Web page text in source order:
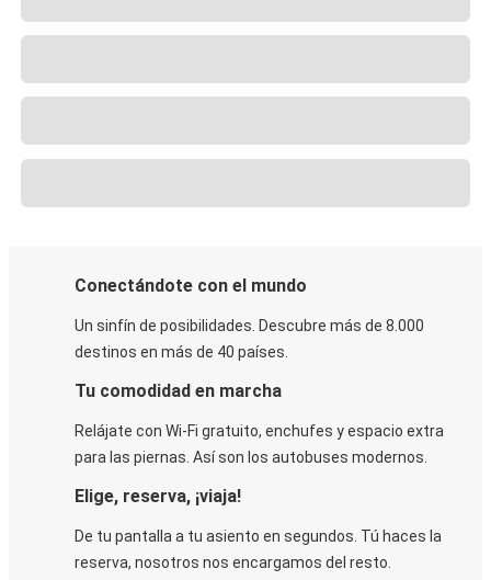
Conectándote con el mundo
Un sinfín de posibilidades. Descubre más de 8.000
destinos en más de 40 países.
Tu comodidad en marcha
Relájate con Wi-Fi gratuito, enchufes y espacio extra
para las piernas. Así son los autobuses modernos.
Elige, reserva, ¡viaja!
De tu pantalla a tu asiento en segundos. Tú haces la
reserva, nosotros nos encargamos del resto.